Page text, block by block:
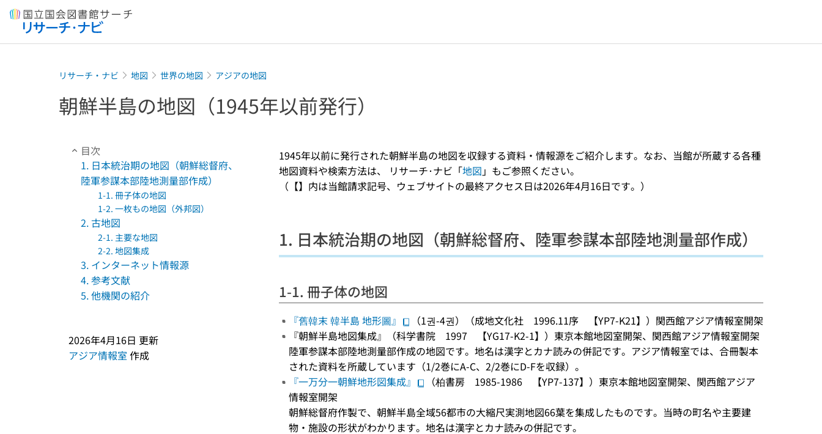
本文へ移動
リサーチ・ナビ 地図 世界の地図 アジアの地図
朝鮮半島の地図（1945年以前発行）
目次
1. 日本統治期の地図（朝鮮総督府、
陸軍参謀本部陸地測量部作成）
1-1. 冊子体の地図
1-2. 一枚もの地図（外邦図）
2. 古地図
2-1. 主要な地図
2-2. 地図集成
3. インターネット情報源
4. 参考文献
5. 他機関の紹介
2026年4月16日 更新
アジア情報室 作成
1945年以前に発行された朝鮮半島の地図を収録する資料・情報源をご紹介します。なお、当館が所蔵する各種
地図資料や検索方法は、 リサーチ･ナビ「地図 」もご参照ください。
（【】内は当館請求記号、ウェブサイトの最終アクセス日は2026年4月16日です。）
1. 日本統治期の地図（朝鮮総督府、陸軍参謀本部陸地測量部作成）
1-1. 冊子体の地図
『舊韓末 韓半島 地形圖』
（1권-4권）（成地文化社 1996.11序 【YP7-K21】）関西館アジア情報室開架
『朝鮮半島地図集成』（科学書院 1997 【YG17-K2-1】）東京本館地図室開架、関西館アジア情報室開架
陸軍参謀本部陸地測量部作成の地図です。地名は漢字とカナ読みの併記です。アジア情報室では、合冊製本
された資料を所蔵しています（1/2巻にA-C、2/2巻にD-Fを収録）。
『一万分一朝鮮地形図集成』
（柏書房 1985-1986 【YP7-137】）東京本館地図室開架、関西館アジア
情報室開架
朝鮮総督府作製で、朝鮮半島全域56都市の大縮尺実測地図66葉を集成したものです。当時の町名や主要建
物・施設の形状がわかります。地名は漢字とカナ読みの併記です。